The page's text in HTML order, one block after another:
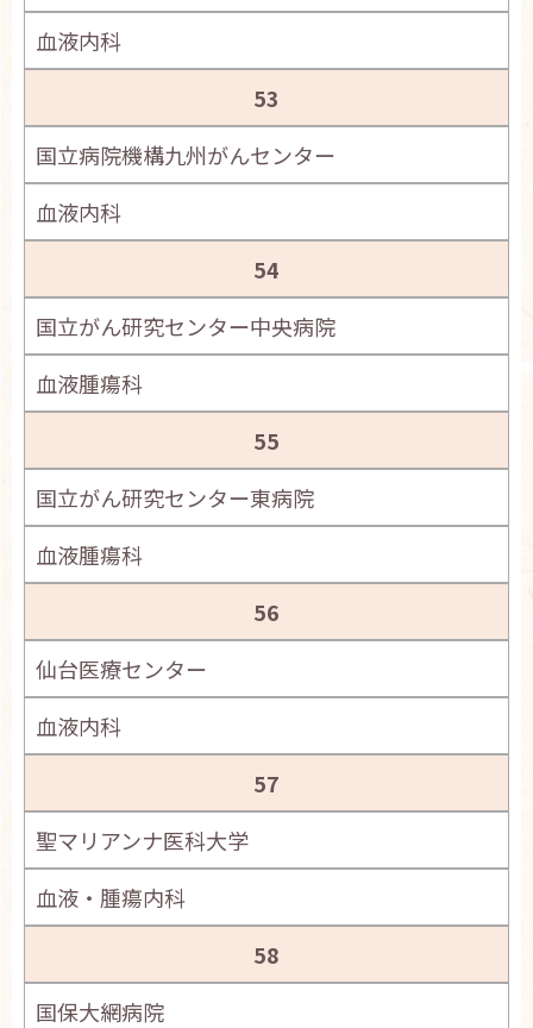
血液内科
53
国立病院機構九州がんセンター
血液内科
54
国立がん研究センター中央病院
血液腫瘍科
55
国立がん研究センター東病院
血液腫瘍科
56
仙台医療センター
血液内科
57
聖マリアンナ医科大学
血液・腫瘍内科
58
国保大網病院